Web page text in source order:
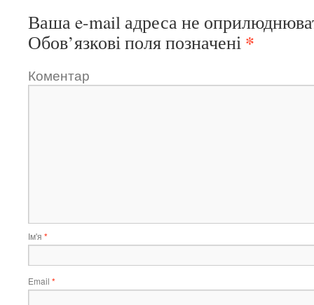
Ваша e-mail адреса не
Обов’язкові поля позначені *
Коментар
Ім'я *
Email *